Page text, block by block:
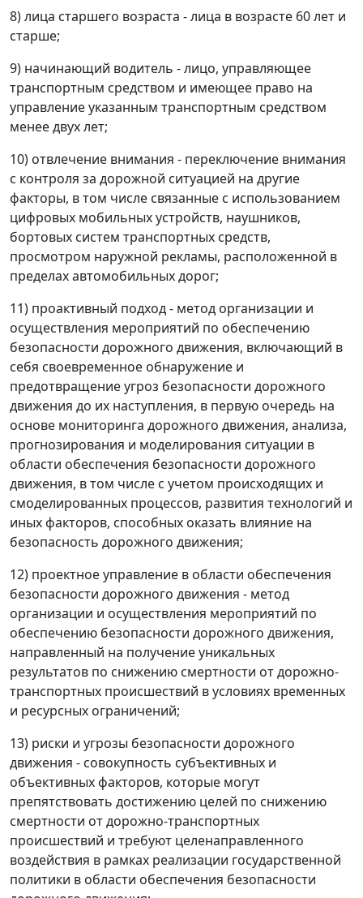
8) лица старшего возраста - лица в возрасте 60 лет и
старше;
9) начинающий водитель - лицо, управляющее
транспортным средством и имеющее право на
управление указанным транспортным средством
менее двух лет;
10) отвлечение внимания - переключение внимания
с контроля за дорожной ситуацией на другие
факторы, в том числе связанные с использованием
цифровых мобильных устройств, наушников,
бортовых систем транспортных средств,
просмотром наружной рекламы, расположенной в
пределах автомобильных дорог;
11) проактивный подход - метод организации и
осуществления мероприятий по обеспечению
безопасности дорожного движения, включающий в
себя своевременное обнаружение и
предотвращение угроз безопасности дорожного
движения до их наступления, в первую очередь на
основе мониторинга дорожного движения, анализа,
прогнозирования и моделирования ситуации в
области обеспечения безопасности дорожного
движения, в том числе с учетом происходящих и
смоделированных процессов, развития технологий и
иных факторов, способных оказать влияние на
безопасность дорожного движения;
12) проектное управление в области обеспечения
безопасности дорожного движения - метод
организации и осуществления мероприятий по
обеспечению безопасности дорожного движения,
направленный на получение уникальных
результатов по снижению смертности от дорожно-
транспортных происшествий в условиях временных
и ресурсных ограничений;
13) риски и угрозы безопасности дорожного
движения - совокупность субъективных и
объективных факторов, которые могут
препятствовать достижению целей по снижению
смертности от дорожно-транспортных
происшествий и требуют целенаправленного
воздействия в рамках реализации государственной
политики в области обеспечения безопасности